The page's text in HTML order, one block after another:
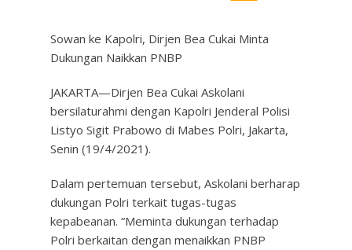
Sowan ke Kapolri, Dirjen Bea Cukai Minta
Dukungan Naikkan PNBP
JAKARTA—Dirjen Bea Cukai Askolani
bersilaturahmi dengan Kapolri Jenderal Polisi
Listyo Sigit Prabowo di Mabes Polri, Jakarta,
Senin (19/4/2021).
Dalam pertemuan tersebut, Askolani berharap
dukungan Polri terkait tugas-tugas
kepabeanan. “Meminta dukungan terhadap
Polri berkaitan dengan menaikkan PNBP